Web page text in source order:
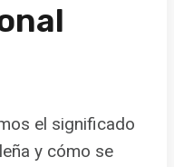
el significado
y cómo se